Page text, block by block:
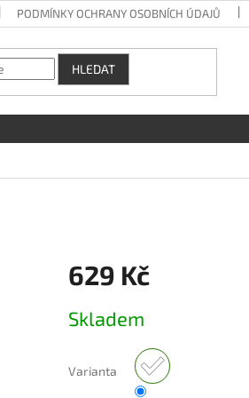
PODMÍNKY OCHRANY OSOBNÍCH ÚDAJŮ
HLEDAT
629 Kč
cena:
Skladem
Varianta